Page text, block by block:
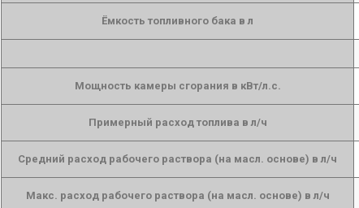
Ёмкость топливного бака в л
Мощность камеры сгорания в кВт/л.с.
Примерный расход топлива в л/ч
Средний расход рабочего раствора (на масл. основе) в л/ч
Макс. расход рабочего раствора (на масл. основе) в л/ч